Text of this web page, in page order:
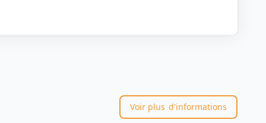
Voir plus d'informations